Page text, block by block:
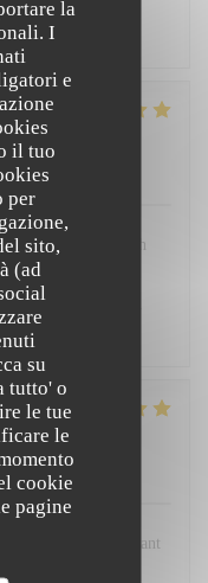
la
I
e
il tuo
per
sito,
(ad
su
tutto' o
le tue
le
cookie
pagine
Qualità / Prezzo
Qualità / Prezzo
times this week. Fish
Deserts
sensational.
Qualità / Prezzo
chef owned restaurant
food and great